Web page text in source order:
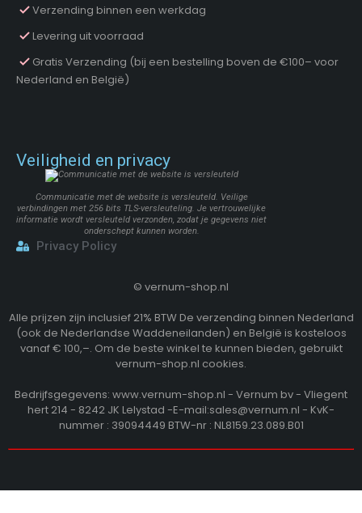
Verzending binnen een werkdag
Levering uit voorraad
Gratis Verzending (bij een bestelling boven de €100– voor
Nederland en België)
Veiligheid en privacy
Communicatie met de website is versleuteld. Veilige
verbindingen met 256 bits TLS-versleuteling. Je vertrouwelijke
informatie wordt versleuteld verzonden, zodat je gegevens niet
onderschept kunnen worden.
Privacy Policy
© vernum-shop.nl
Alle prijzen zijn inclusief 21% BTW De verzending binnen Nederland
(ook de Nederlandse Waddeneilanden) en België is kosteloos
vanaf € 100,–. Om de beste winkel te kunnen bieden, gebruikt
vernum-shop.nl cookies.
Bedrijfsgegevens: www.vernum-shop.nl - Vernum bv - Vliegent
hert 214 - 8242 JK Lelystad -E-mail:sales@vernum.nl - KvK-
nummer : 39094449 BTW-nr : NL8159.23.089.B01